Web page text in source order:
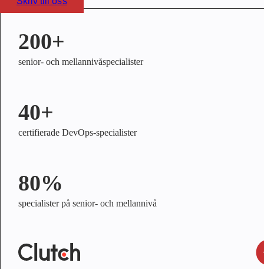
200+
senior- och mellannivåspecialister
40+
certifierade DevOps-specialister
80%
specialister på senior- och mellannivå